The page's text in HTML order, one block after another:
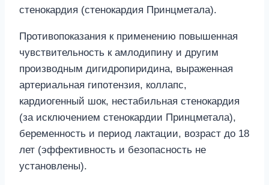
стенокардия (стенокардия Принцметала).
Противопоказания к применению повышенная
чувствительность к амлодипину и другим
производным дигидропиридина, выраженная
артериальная гипотензия, коллапс,
кардиогенный шок, нестабильная стенокардия
(за исключением стенокардии Принцметала),
беременность и период лактации, возраст до 18
лет (эффективность и безопасность не
установлены).